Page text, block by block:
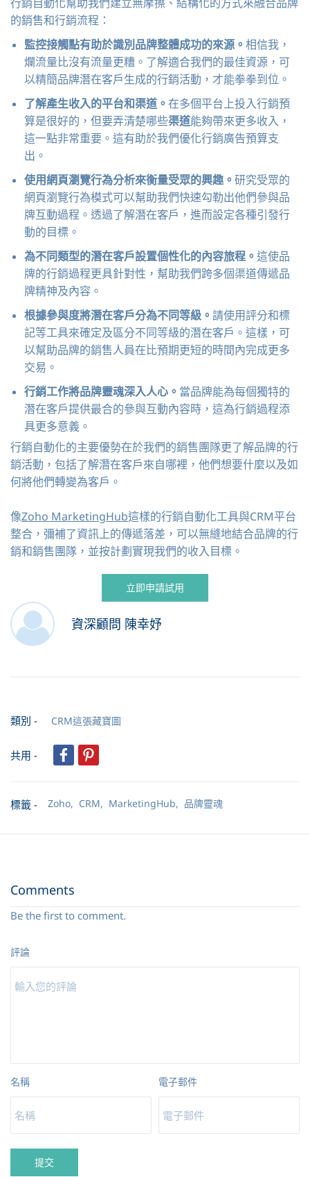
的銷售和行銷流程：
監控接觸點有助於識別品牌整體成功的來源。 相信我，
爛流量比沒有流量更糟。了解適合我們的最佳資源，可
以精簡品牌潛在客戶生成的行銷活動，才能拳拳到位。
了解產生收入的平台和渠道。 在多個平台上投入行銷預
算是很好的，但要弄清楚哪些渠道能夠帶來更多收入，
這一點非常重要。這有助於我們優化行銷廣告預算支
出。
使用網頁瀏覽行為分析來衡量受眾的興趣。 研究受眾的
網頁瀏覽行為模式可以幫助我們快速勾勒出他們參與品
牌互動過程。透過了解潛在客戶，進而設定各種引發行
動的目標。
為不同類型的潛在客戶設置個性化的內容旅程。 這使品
牌的行銷過程更具針對性，幫助我們跨多個渠道傳遞品
牌精神及內容。
根據參與度將潛在客戶分為不同等級。 請使用評分和標
記等工具來確定及區分不同等級的潛在客戶。這樣，可
以幫助品牌的銷售人員在比預期更短的時間內完成更多
交易。
行銷工作將品牌靈魂深入人心。 當品牌能為每個獨特的
潛在客戶提供最合的參與互動內容時，這為行銷過程添
具更多意義。
行銷自動化的主要優勢在於我們的銷售團隊更了解品牌的行
銷活動，包括了解潛在客戶來自哪裡，他們想要什麼以及如
何將他們轉變為客戶。
像Zoho MarketingHub這樣的行銷自動化工具與CRM平台
整合，彌補了資訊上的傳遞落差，可以無縫地結合品牌的行
銷和銷售團隊，並按計劃實現我們的收入目標。
立即申請試用
資深顧問 陳幸妤
類別 - CRM這張藏寶圖
共用 -
標籤 - Zoho, CRM, MarketingHub, 品牌靈魂
Comments
Be the first to comment.
評論
名稱 電子郵件
提交